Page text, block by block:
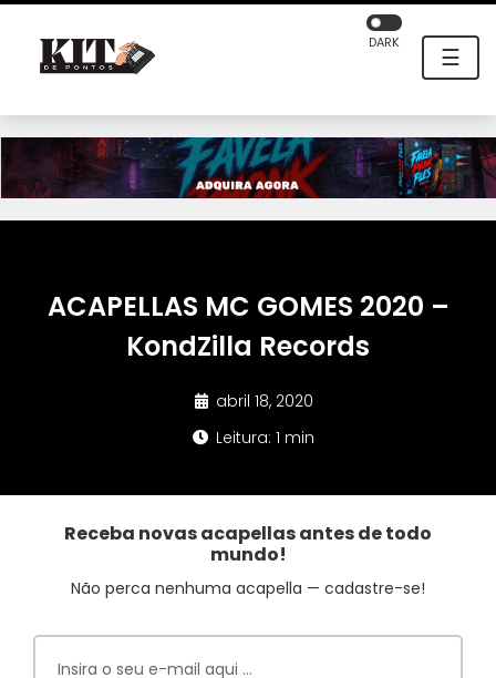
☰
DARK
ACAPELLAS MC GOMES 2020 –
KondZilla Records
abril 18, 2020
Leitura: 1 min
Receba novas acapellas antes de todo
mundo!
Não perca nenhuma acapella — cadastre-se!